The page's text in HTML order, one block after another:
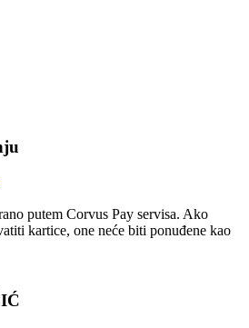
putem Corvus Pay servisa. Ako
kartice, one neće biti ponuđene kao